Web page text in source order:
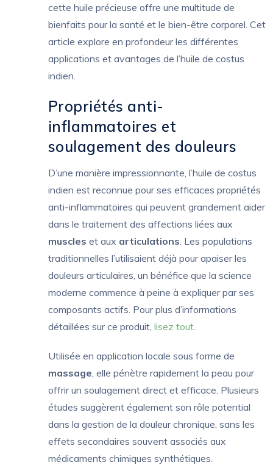
cette huile précieuse offre une multitude de
bienfaits pour la santé et le bien-être corporel. Cet
article explore en profondeur les différentes
applications et avantages de l’huile de costus
indien.
Propriétés anti-
inflammatoires et
soulagement des douleurs
D’une manière impressionnante, l’huile de costus
indien est reconnue pour ses efficaces propriétés
anti-inflammatoires qui peuvent grandement aider
dans le traitement des affections liées aux
muscles et aux articulations . Les populations
traditionnelles l’utilisaient déjà pour apaiser les
douleurs articulaires, un bénéfice que la science
moderne commence à peine à expliquer par ses
composants actifs. Pour plus d’informations
détaillées sur ce produit, lisez tout.
Utilisée en application locale sous forme de
massage , elle pénètre rapidement la peau pour
offrir un soulagement direct et efficace. Plusieurs
études suggèrent également son rôle potential
dans la gestion de la douleur chronique, sans les
effets secondaires souvent associés aux
médicaments chimiques synthétiques.